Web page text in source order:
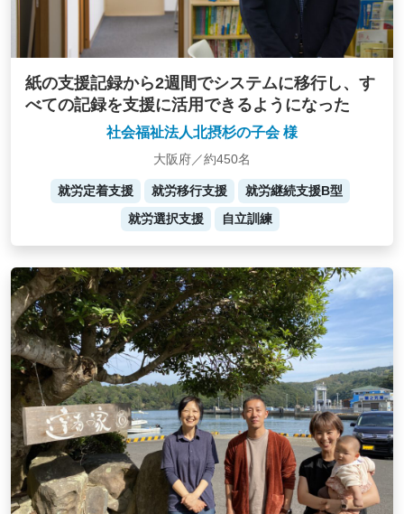
紙の支援記録から2週間でシステムに移行し、す
べての記録を支援に活用できるようになった
社会福祉法人北摂杉の子会 様
大阪府／約450名
就労定着支援 就労移行支援
就労継続支援B型
就労選択支援
自立訓練